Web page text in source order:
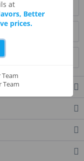
at
Better
prices.
Team
Team